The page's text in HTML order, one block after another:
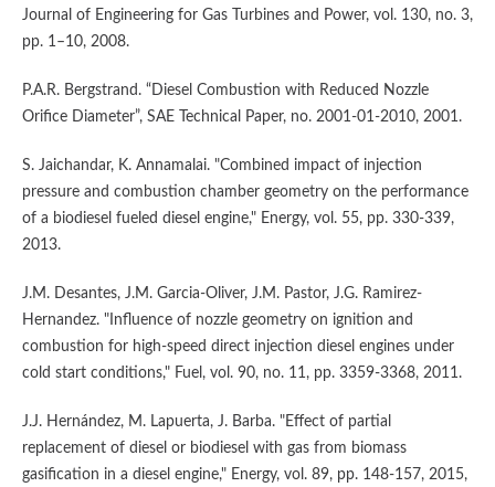
Journal of Engineering for Gas Turbines and Power, vol. 130, no. 3,
pp. 1–10, 2008.
P.A.R. Bergstrand. “Diesel Combustion with Reduced Nozzle
Orifice Diameter”, SAE Technical Paper, no. 2001-01-2010, 2001.
S. Jaichandar, K. Annamalai. "Combined impact of injection
pressure and combustion chamber geometry on the performance
of a biodiesel fueled diesel engine," Energy, vol. 55, pp. 330-339,
2013.
J.M. Desantes, J.M. Garcia-Oliver, J.M. Pastor, J.G. Ramirez-
Hernandez. "Influence of nozzle geometry on ignition and
combustion for high-speed direct injection diesel engines under
cold start conditions," Fuel, vol. 90, no. 11, pp. 3359-3368, 2011.
J.J. Hernández, M. Lapuerta, J. Barba. "Effect of partial
replacement of diesel or biodiesel with gas from biomass
gasification in a diesel engine," Energy, vol. 89, pp. 148-157, 2015,